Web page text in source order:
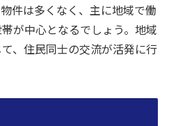
件は多くなく、主に地域で働
が中心となるでしょう。地域
、住民同士の交流が活発に行